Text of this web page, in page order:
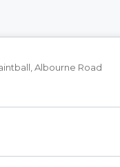
Albourne Road